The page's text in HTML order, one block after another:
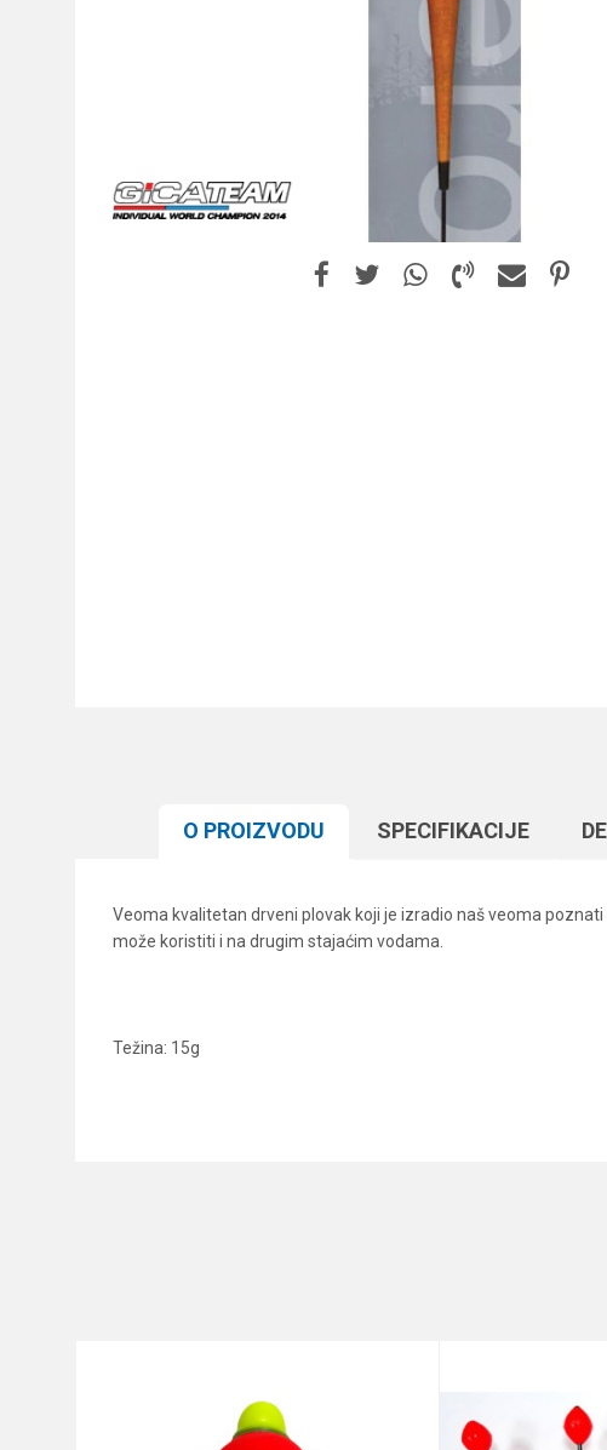
O PROIZVODU SPECIFIKACIJЕ
Veoma kvalitetan drveni plovak koji je izradio naš veoma
može koristiti i na drugim stajaćim vodama.
Težina: 15g
Anti-spam zaštita - izračunajte